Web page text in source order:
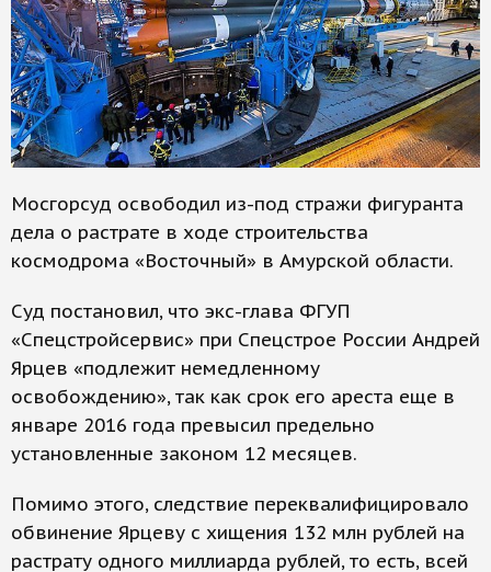
Мосгорсуд освободил из-под стражи фигуранта
дела о растрате в ходе строительства
космодрома «Восточный» в Амурской области.
Суд постановил, что экс-глава ФГУП
«Спецстройсервис» при Спецстрое России Андрей
Ярцев «подлежит немедленному
освобождению», так как срок его ареста еще в
январе 2016 года превысил предельно
установленные законом 12 месяцев.
Помимо этого, следствие переквалифицировало
обвинение Ярцеву с хищения 132 млн рублей на
растрату одного миллиарда рублей, то есть, всей